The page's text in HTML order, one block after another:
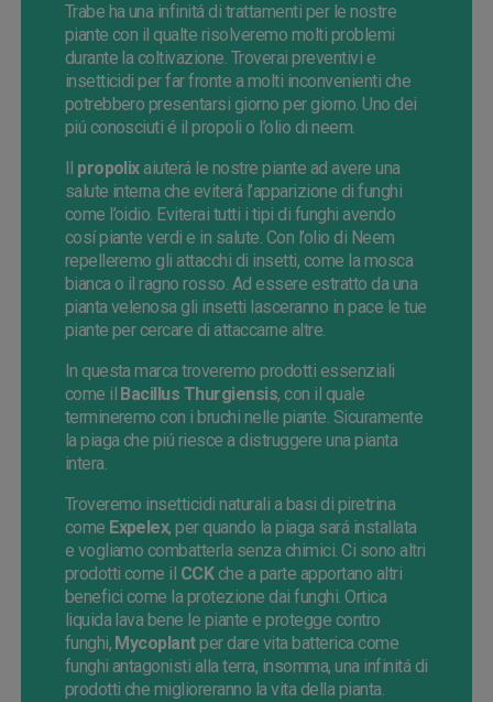
Trabe ha una infinitá di trattamenti per le nostre
piante con il qualte risolveremo molti problemi
durante la coltivazione. Troverai preventivi e
insetticidi per far fronte a molti inconvenienti che
potrebbero presentarsi giorno per giorno. Uno dei
piú conosciuti é il propoli o l’olio di neem.
propolixaiuterá le nostre piante ad avere una
salute interna che eviterá l’apparizione di funghi
come l’oidio. Eviterai tutti i tipi di funghi avendo
cosí piante verdi e in salute. Con l’olio di Neem
repelleremo gli attacchi di insetti, come la mosca
bianca o il ragno rosso. Ad essere estratto da una
pianta velenosa gli insetti lasceranno in pace le tue
piante per cercare di attaccarne altre.
In questa marca troveremo prodotti essenziali
come il Bacillus Thurgiensis, con il quale
termineremo con i bruchi nelle piante. Sicuramente
la piaga che piú riesce a distruggere una pianta
intera.
Troveremo insetticidi naturali a basi di piretrina
come Expelex, per quando la piaga sará installata
e vogliamo combatterla senza chimici. Ci sono altri
prodotti come il CCKche a parte apportano altri
benefici come la protezione dai funghi. Ortica
liquida lava bene le piante e protegge contro
funghi, Mycoplantper dare vita batterica come
funghi antagonisti alla terra, insomma, una infinitá di
prodotti che miglioreranno la vita della pianta.